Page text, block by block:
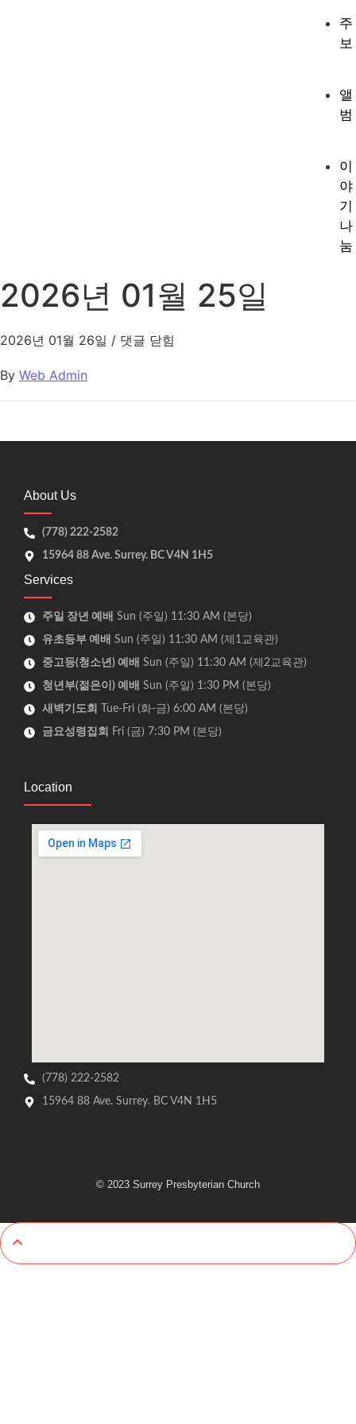
주
보
앨
범
이
야
기
나
눔
2026년 01월 25일
2026년 01월 26일 / 댓글 닫힘
By Web Admin
About Us
(778) 222-2582
15964 88 Ave. Surrey. BC V4N 1H5
Services
주일 장년 예배 Sun (주일) 11:30 AM (본당)
유초등부 예배 Sun (주일) 11:30 AM (제1교육관)
중고등(청소년) 예배 Sun (주일) 11:30 AM (제2교육관)
청년부(젊은이) 예배 Sun (주일) 1:30 PM (본당)
새벽기도회 Tue-Fri (화-금) 6:00 AM (본당)
금요성령집회 Fri (금) 7:30 PM (본당)
Location
(778) 222-2582
15964 88 Ave. Surrey. BC V4N 1H5
© 2023 Surrey Presbyterian Church